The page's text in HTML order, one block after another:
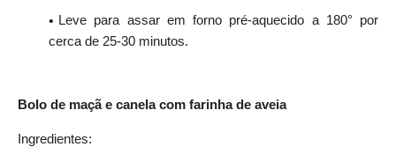
Leve para assar em forno pré-aquecido a 180° por
cerca de 25-30 minutos.
Bolo de maçã e canela com farinha de aveia
Ingredientes: